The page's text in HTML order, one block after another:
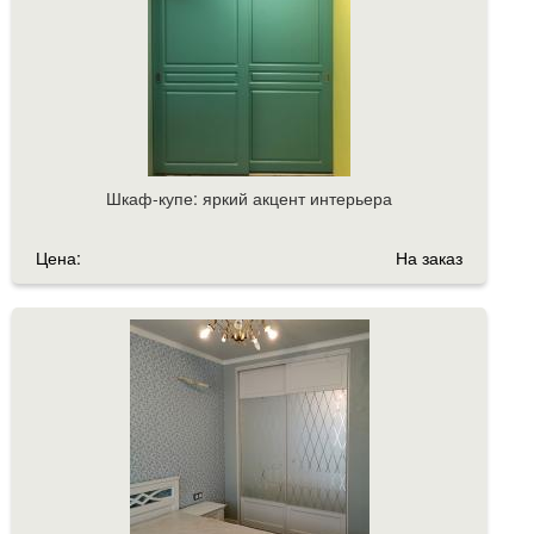
Шкаф-купе: яркий акцент интерьера
Цена: На заказ